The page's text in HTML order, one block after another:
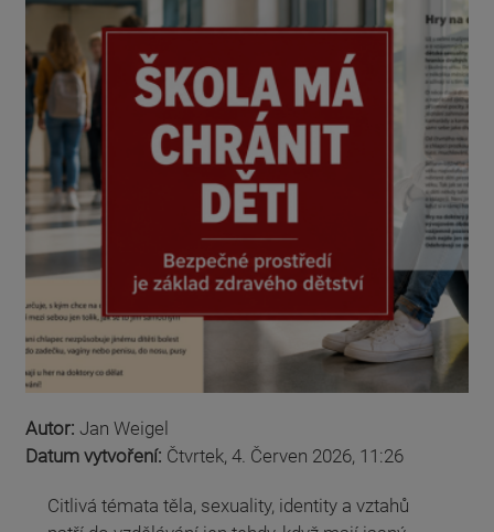
Autor: Jan Weigel
Datum vytvoření: Čtvrtek, 4. Červen 2026, 11:26
Citlivá témata těla, sexuality, identity a vztahů